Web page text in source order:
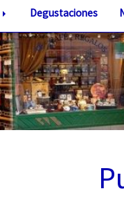
Degustaciones